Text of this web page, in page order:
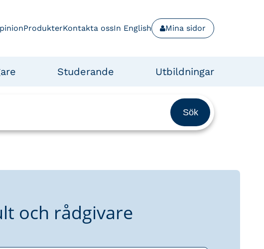
ProdukterKontakta ossIn English Mina sidor
Studerande Utbildningar
och rådgivare